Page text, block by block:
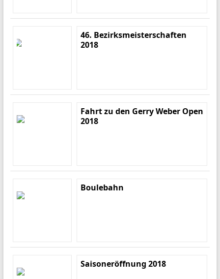
46. Bezirksmeisterschaften
2018
Fahrt zu den Gerry Weber Open
2018
Boulebahn
Saisoneröffnung 2018